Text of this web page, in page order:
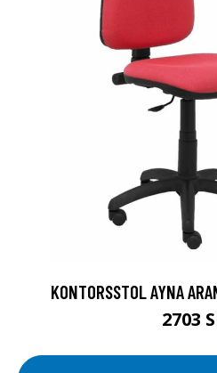
KONTORSSTOL AYNA
2703